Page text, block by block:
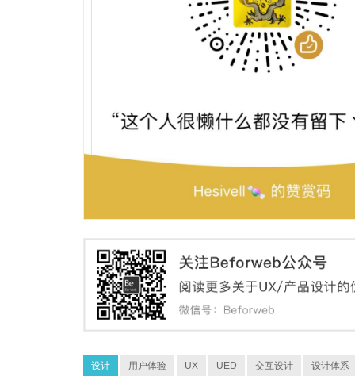
设计 用户体验 UX UED 交互设计 设计体系